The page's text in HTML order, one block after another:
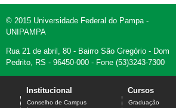
© 2015 Universidade Federal do Pampa -
UNIPAMPA
Rua 21 de abril, 80 - Bairro São Gregório - Dom
Pedrito, RS - 96450-000 - Fone (53)3243-7300
Institucional
Conselho de Campus
Cursos
Graduação